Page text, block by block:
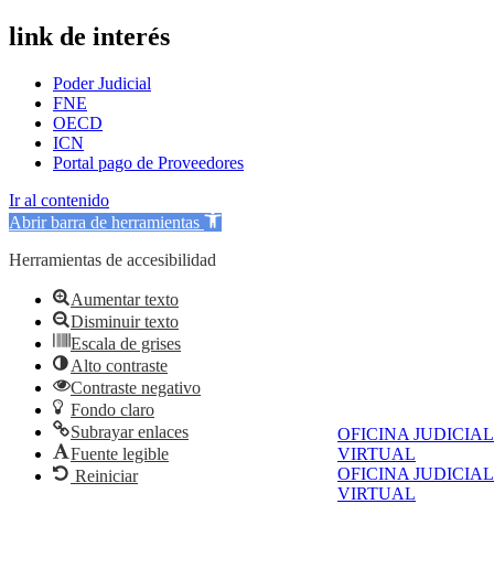
OFICINA JUDICIAL
VIRTUAL
OFICINA JUDICIAL
VIRTUAL
link de interés
Poder Judicial
FNE
OECD
ICN
Portal pago de Proveedores
Ir al contenido
Abrir barra de herramientas
Herramientas de accesibilidad
Aumentar texto
Disminuir texto
Escala de grises
Alto contraste
Contraste negativo
Fondo claro
Subrayar enlaces
Fuente legible
Reiniciar